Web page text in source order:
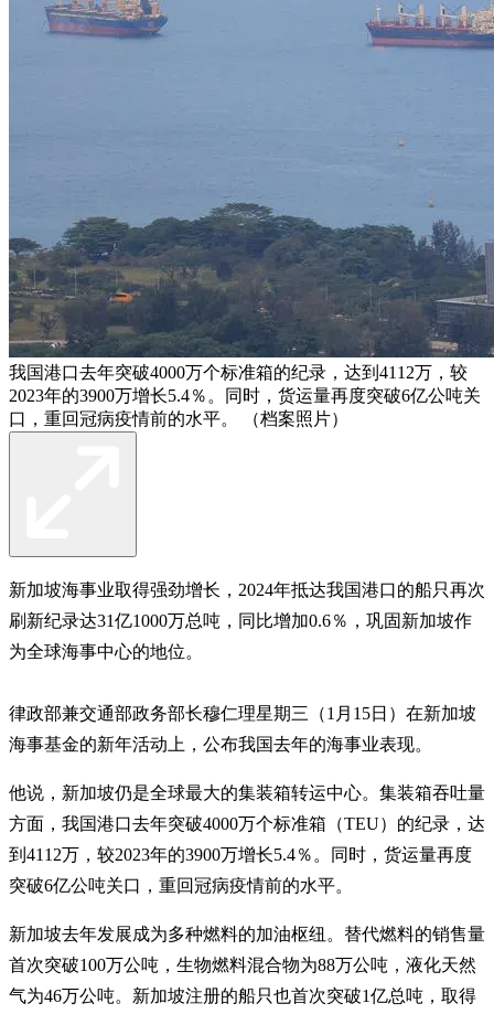
我国港口去年突破4000万个标准箱的纪录，达到4112万，较
2023年的3900万增长5.4％。同时，货运量再度突破6亿公吨关
口，重回冠病疫情前的水平。 （档案照片）
新加坡海事业取得强劲增长，2024年抵达我国港口的船只再次
刷新纪录达31亿1000万总吨，同比增加0.6％，巩固新加坡作
为全球海事中心的地位。
律政部兼交通部政务部长穆仁理星期三（1月15日）在新加坡
海事基金的新年活动上，公布我国去年的海事业表现。
他说，新加坡仍是全球最大的集装箱转运中心。集装箱吞吐量
方面，我国港口去年突破4000万个标准箱（TEU）的纪录，达
到4112万，较2023年的3900万增长5.4％。同时，货运量再度
突破6亿公吨关口，重回冠病疫情前的水平。
新加坡去年发展成为多种燃料的加油枢纽。替代燃料的销售量
首次突破100万公吨，生物燃料混合物为88万公吨，液化天然
气为46万公吨。新加坡注册的船只也首次突破1亿总吨，取得